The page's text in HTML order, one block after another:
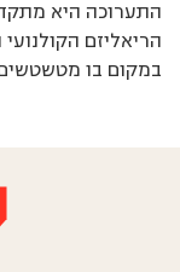
התערוכה היא
הריאליזם
במקום בו